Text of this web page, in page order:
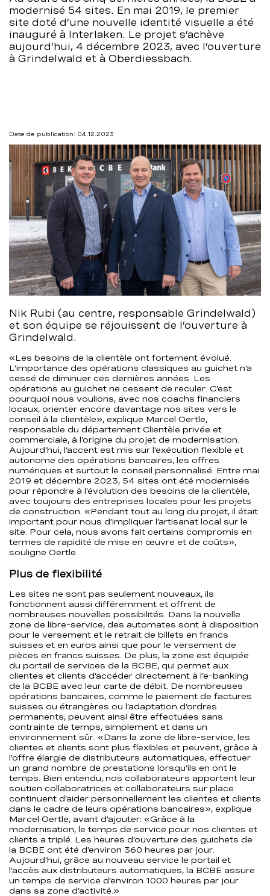
–
BCBE
modernisé 54 sites. En mai 2019, le premier
site doté d’une nouvelle identité visuelle a été
inauguré à Interlaken. Le projet s’achève
aujourd’hui, 4 décembre 2023, avec l’ouverture
à Grindelwald et à Oberdiessbach.
Date de publication: 04.12.2023
Nik Rubi (au centre, responsable Grindelwald)
et son équipe se réjouissent de l’ouverture à
Grindelwald.
«Les besoins de la clientèle ont fortement évolué.
L’importance des opérations classiques au guichet n’a
cessé de diminuer ces dernières années. Les
opérations au guichet ne cessent de reculer. C’est
pourquoi nous voulions, avec nos coachs financiers
locaux, orienter encore davantage nos sites vers le
conseil à la clientèle», explique Marcel Oertle,
responsable du département Clientèle privée et
commerciale, à l’origine du projet de modernisation.
Aujourd’hui, l’accent est mis sur l’exécution flexible et
autonome des opérations bancaires, les offres
numériques et surtout le conseil personnalisé. Entre mai
2019 et décembre 2023, 54 sites ont été modernisés
pour répondre à l’évolution des besoins de la clientèle,
avec toujours des entreprises locales pour les projets
de construction. «Pendant tout au long du projet, il était
important pour nous d’impliquer l’artisanat local sur le
site. Pour cela, nous avons fait certains compromis en
termes de rapidité de mise en œuvre et de coûts»,
souligne Oertle.
Plus de flexibilité
Les sites ne sont pas seulement nouveaux, ils
fonctionnent aussi différemment et offrent de
nombreuses nouvelles possibilités. Dans la nouvelle
zone de libre-service, des automates sont à disposition
pour le versement et le retrait de billets en francs
suisses et en euros ainsi que pour le versement de
pièces en francs suisses. De plus, la zone est équipée
du portail de services de la BCBE, qui permet aux
clientes et clients d’accéder directement à l’e-banking
de la BCBE avec leur carte de débit. De nombreuses
opérations bancaires, comme le paiement de factures
suisses ou étrangères ou l’adaptation d’ordres
permanents, peuvent ainsi être effectuées sans
contrainte de temps, simplement et dans un
environnement sûr. «Dans la zone de libre-service, les
clientes et clients sont plus flexibles et peuvent, grâce à
l’offre élargie de distributeurs automatiques, effectuer
un grand nombre de prestations lorsqu’ils en ont le
temps. Bien entendu, nos collaborateurs apportent leur
soutien collaboratrices et collaborateurs sur place
continuent d’aider personnellement les clientes et clients
dans le cadre de leurs opérations bancaires», explique
Marcel Oertle, avant d’ajouter: «Grâce à la
modernisation, le temps de service pour nos clientes et
clients a triplé. Les heures d’ouverture des guichets de
la BCBE ont été d’environ 360 heures par jour.
Aujourd’hui, grâce au nouveau service le portail et
l’accès aux distributeurs automatiques, la BCBE assure
un temps de service d’environ 1000 heures par jour
dans sa zone d’activité.»